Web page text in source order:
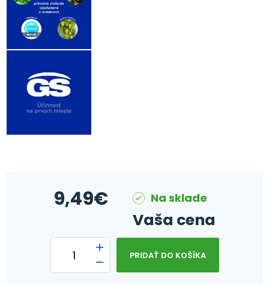
9,49€ Na sklade
Vaša cena
PRIDAŤ DO KOŠÍKA